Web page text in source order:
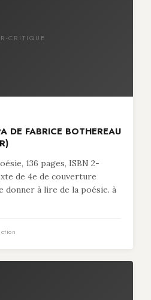
CRITIQUE
DE FABRICE BOTHEREAU
136 pages, ISBN 2-
de 4e de couverture
donner à lire de la poésie. à